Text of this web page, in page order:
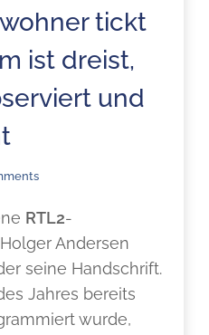
tickt
ist dreist,
und
RTL2-
Andersen
seine Handschrift.
Jahres bereits
wurde,